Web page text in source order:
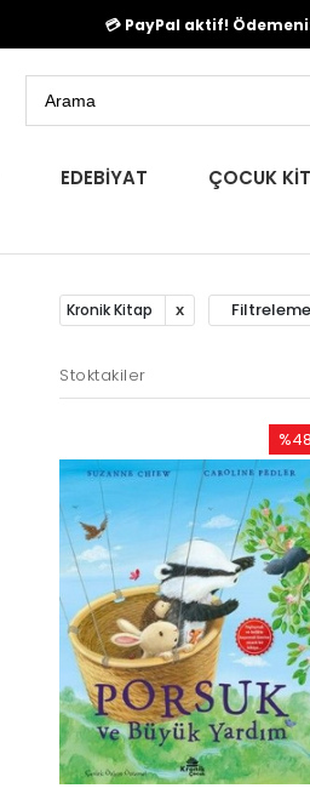
💳 PayPal aktif!
EDEBİYAT ÇOCUK
Kronik Kitap
Stoktakiler
%48
İndirim